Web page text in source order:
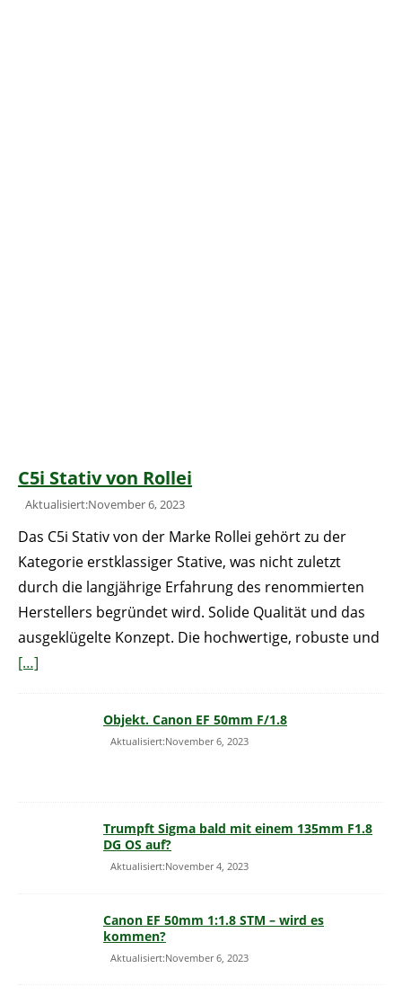
C5i Stativ von Rollei
Aktualisiert:November 6, 2023
Das C5i Stativ von der Marke Rollei gehört zu der
Kategorie erstklassiger Stative, was nicht zuletzt
durch die langjährige Erfahrung des renommierten
Herstellers begründet wird. Solide Qualität und das
ausgeklügelte Konzept. Die hochwertige, robuste und
[…]
Objekt. Canon EF 50mm F/1.8
Aktualisiert:November 6, 2023
Trumpft Sigma bald mit einem 135mm F1.8
DG OS auf?
Aktualisiert:November 4, 2023
Canon EF 50mm 1:1.8 STM – wird es
kommen?
Aktualisiert:November 6, 2023